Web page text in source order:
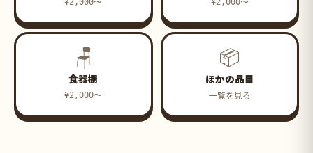
🪑
食器棚
¥2,000〜
📦
ほかの品目
一覧を見る